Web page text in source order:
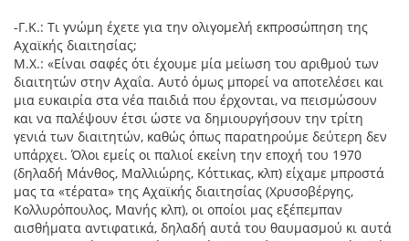
-Γ.Κ.: Τι γνώμη έχετε για την ολιγομελή εκπροσώπηση της
Αχαϊκής διαιτησίας;
Μ.Χ.: «Είναι σαφές ότι έχουμε μία μείωση του αριθμού των
διαιτητών στην Αχαΐα. Αυτό όμως μπορεί να αποτελέσει και
μια ευκαιρία στα νέα παιδιά που έρχονται, να πεισμώσουν
και να παλέψουν έτσι ώστε να δημιουργήσουν την τρίτη
γενιά των διαιτητών, καθώς όπως παρατηρούμε δεύτερη δεν
υπάρχει. Όλοι εμείς οι παλιοί εκείνη την εποχή του 1970
(δηλαδή Μάνθος, Μαλλιώρης, Κόττικας, κλπ) είχαμε μπροστά
μας τα «τέρατα» της Αχαϊκής διαιτησίας (Χρυσοβέργης,
Κολλυρόπουλος, Μανής κλπ), οι οποίοι μας εξέπεμπαν
αισθήματα αντιφατικά, δηλαδή αυτά του θαυμασμού κι αυτά